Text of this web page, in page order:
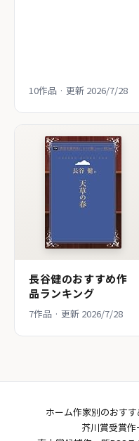
10作品 · 更新 2026/7/28
長谷健のおすすめ作
品ランキング
7作品 · 更新 2026/7/28
ホーム作家別のおすす
芥川賞受賞作